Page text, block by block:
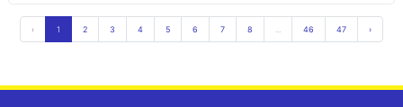
‹ 1 2 3 4 5 6 7 8 46 47 ›